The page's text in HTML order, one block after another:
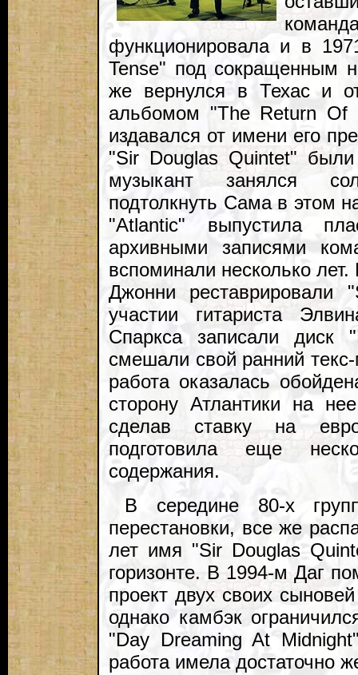
функционировала и в
Tense" под сокращенным
же вернулся в Техас и
альбомом "The Return Of
издавался от имени его
"Sir Douglas Quintet"
музыкант занялся
подтолкнуть Сама в этом
"Atlantic" выпустила
архивными записями
вспоминали несколько
Джонни
участии гитариста
Спаркса записали диск
смешали свой ранний
работа оказалась
сторону Атлантики на
сделав ставку на
подготовила еще
содержания.
В середине 80-х
перестановки, все же
лет имя "Sir Douglas
горизонте. В 1994-м Даг
проект двух своих
однако камбэк
"Day Dreaming At
работа имела достаточно